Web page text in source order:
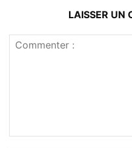
LAISSER UN